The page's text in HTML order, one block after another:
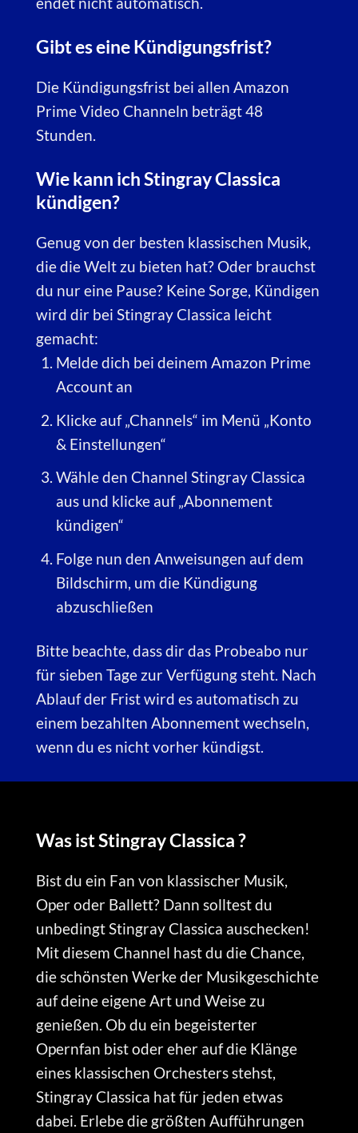
Gibt es eine Kündigungsfrist?
Die Kündigungsfrist bei allen Amazon
Prime Video Channeln beträgt 48
Stunden.
Wie kann ich Stingray Classica
kündigen?
Genug von der besten klassischen Musik,
die die Welt zu bieten hat? Oder brauchst
du nur eine Pause? Keine Sorge, Kündigen
wird dir bei Stingray Classica leicht
gemacht:
Melde dich bei deinem Amazon Prime
Account an
Klicke auf „Channels“ im Menü „Konto
& Einstellungen“
Wähle den Channel Stingray Classica
aus und klicke auf „Abonnement
kündigen“
Folge nun den Anweisungen auf dem
Bildschirm, um die Kündigung
abzuschließen
Bitte beachte, dass dir das Probeabo nur
für sieben Tage zur Verfügung steht. Nach
Ablauf der Frist wird es automatisch zu
einem bezahlten Abonnement wechseln,
wenn du es nicht vorher kündigst.
Was ist Stingray Classica ?
Bist du ein Fan von klassischer Musik,
Oper oder Ballett? Dann solltest du
unbedingt Stingray Classica auschecken!
Mit diesem Channel hast du die Chance,
die schönsten Werke der Musikgeschichte
auf deine eigene Art und Weise zu
genießen. Ob du ein begeisterter
Opernfan bist oder eher auf die Klänge
eines klassischen Orchesters stehst,
Stingray Classica hat für jeden etwas
dabei. Erlebe die größten Aufführungen